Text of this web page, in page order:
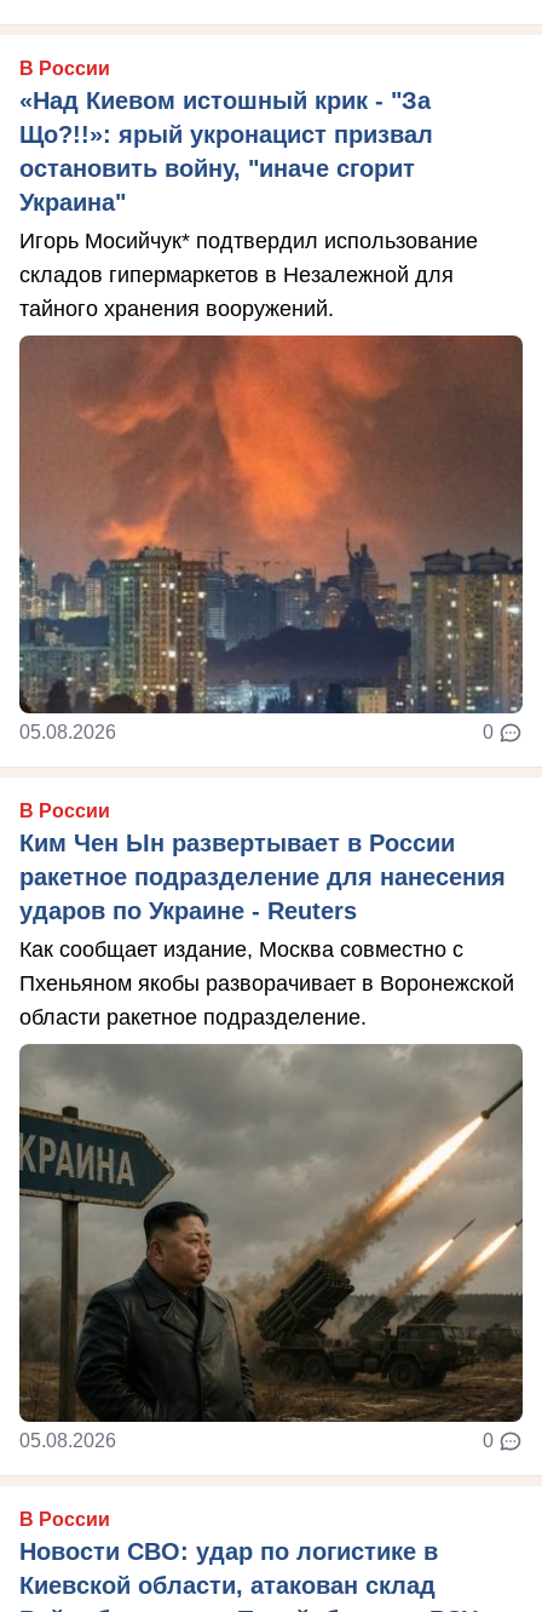
В России
«Над Киевом истошный крик - "За
Що?!!»: ярый укронацист призвал
остановить войну, "иначе сгорит
Украина"
Игорь Мосийчук* подтвердил использование
складов гипермаркетов в Незалежной для
тайного хранения вооружений.
05.08.2026 0
В России
Ким Чен Ын развертывает в России
ракетное подразделение для нанесения
ударов по Украине - Reuters
Как сообщает издание, Москва совместно с
Пхеньяном якобы разворачивает в Воронежской
области ракетное подразделение.
05.08.2026 0
В России
Новости СВО: удар по логистике в
Киевской области, атакован склад